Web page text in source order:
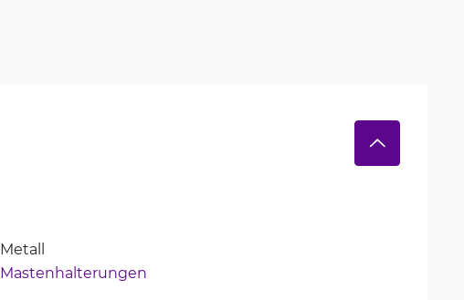
Metall
Mastenhalterungen